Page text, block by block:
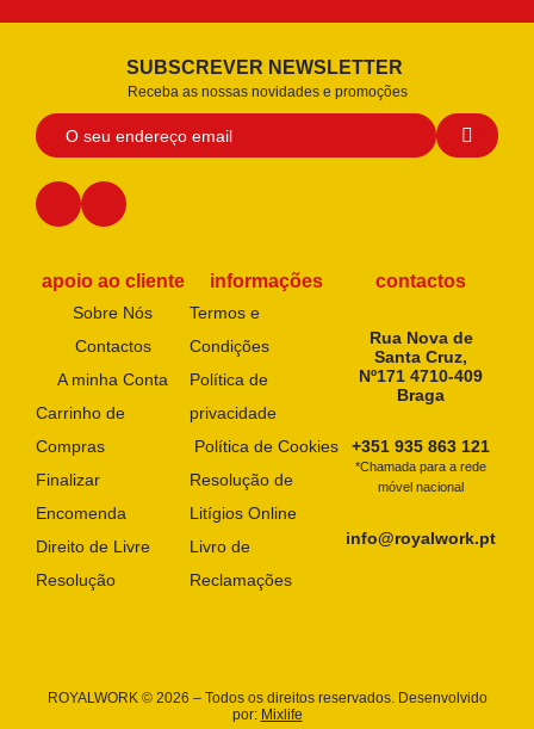
SUBSCREVER NEWSLETTER
Receba as nossas novidades e promoções
apoio ao cliente
Sobre Nós
Contactos
A minha Conta
Carrinho de
Compras
Finalizar
Encomenda
Direito de Livre
Resolução
informações
Termos e
Condições
Política de
privacidade
Política de Cookies
Resolução de
Litígios Online
Livro de
Reclamações
contactos
Rua Nova de
Santa Cruz,
Nº171 4710-409
Braga
+351 935 863 121
*Chamada para a rede
móvel nacional
info@royalwork.pt
ROYALWORK © 2026 – Todos os direitos reservados. Desenvolvido
por: Mixlife